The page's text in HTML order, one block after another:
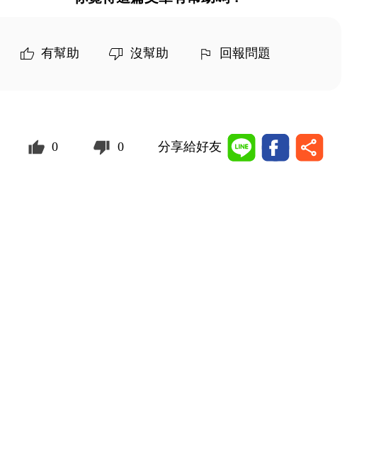
有幫助 沒幫助 回報問題
0 0 分享給好友